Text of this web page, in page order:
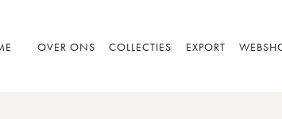
OVER ONS COLLECTIES EXPORT